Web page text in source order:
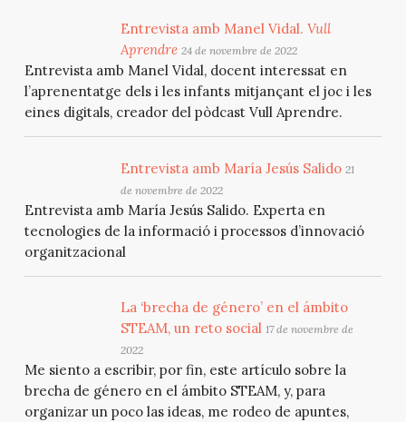
Entrevista amb Manel Vidal.Vull
Aprendre 24 de novembre de 2022
Entrevista amb Manel Vidal, docent interessat en
l’aprenentatge dels i les infants mitjançant el joc i les
eines digitals, creador del pòdcast Vull Aprendre.
Entrevista amb María Jesús Salido 21
de novembre de 2022
Entrevista amb María Jesús Salido. Experta en
tecnologies de la informació i processos d’innovació
organitzacional
La ‘brecha de género’ en el ámbito
STEAM, un reto social 17 de novembre de
2022
Me siento a escribir, por fin, este artículo sobre la
brecha de género en el ámbito STEAM, y, para
organizar un poco las ideas, me rodeo de apuntes,